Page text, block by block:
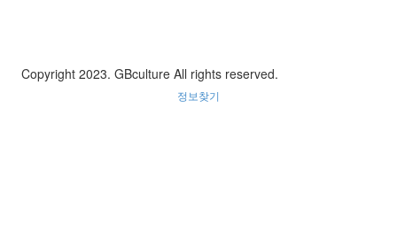
Copyright 2023. GBculture All rights reserved.
정보찾기